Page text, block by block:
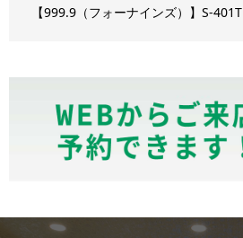
【999.9（フォーナインズ）】S-401T